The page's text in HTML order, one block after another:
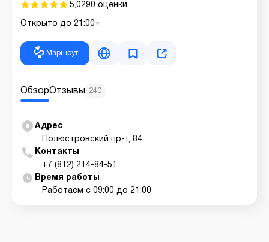
5,0290 оценки
Открыто до 21:00
Маршрут
ОбзорОтзывы 240
Адрес
Полюстровский пр-т, 84
Контакты
+7 (812) 214-84-51
Время работы
Работаем с 09:00 до 21:00